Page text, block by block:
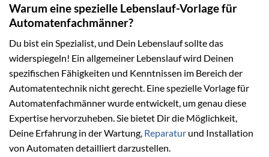
Warum eine spezielle Lebenslauf-Vorlage für
Automatenfachmänner?
Du bist ein Spezialist, und Dein Lebenslauf sollte das
widerspiegeln! Ein allgemeiner Lebenslauf wird Deinen
spezifischen Fähigkeiten und Kenntnissen im Bereich der
Automatentechnik nicht gerecht. Eine spezielle Vorlage für
Automatenfachmänner wurde entwickelt, um genau diese
Expertise hervorzuheben. Sie bietet Dir die Möglichkeit,
Deine Erfahrung in der Wartung, Reparatur und Installation
von Automaten detailliert darzustellen.